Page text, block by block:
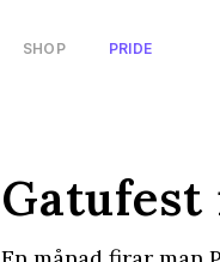
SHOP PRIDE